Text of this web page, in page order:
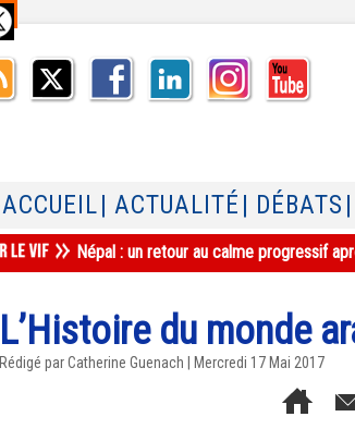
ACCUEIL | ACTUALITÉ | DÉBATS
Népal : un retour au calme progressif
L’Histoire du monde
Rédigé par Catherine Guenach | Mercredi 17 Mai 2017